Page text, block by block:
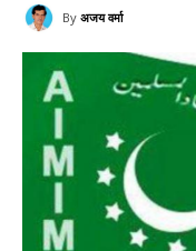
By अजय वर्मा